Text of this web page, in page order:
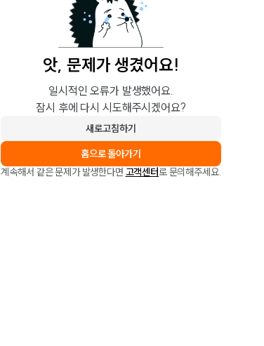
앗, 문제가 생겼어요!
일시적인 오류가 발생했어요.
잠시 후에 다시 시도해주시겠어요?
새로고침하기
홈으로 돌아가기
계속해서 같은 문제가 발생한다면 고객센터로 문의해주세요.